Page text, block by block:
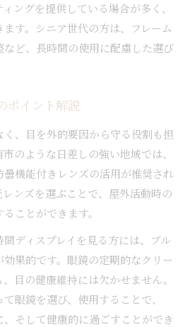
ングを提供している場合が多く、
す。シニア世代の方は、フレーム
ど、長時間の使用に配慮した選び
ポイント解説
、目を外的要因から守る役割も担
のような日差しの強い地域では、
機能付きレンズの活用が推奨され
ンズを選ぶことで、屋外活動時の
ことができます。
ディスプレイを見る方には、ブル
果的です。眼鏡の定期的なクリー
目の健康維持には欠かせません。
眼鏡を選び、使用することで、
そして健康的に過ごすことができ